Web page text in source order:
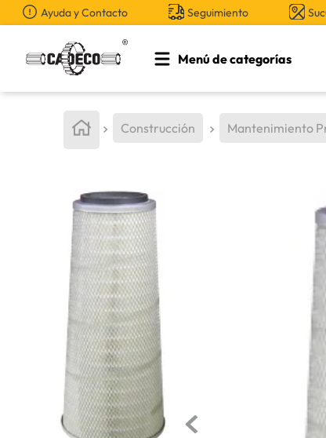
Ayuda y Contacto Seguimiento
Menú de categorías
Construcción Mantenimiento
TÉRMINOS MÁS BUSCADOS
4
5
6
7
8 .
9 .
10